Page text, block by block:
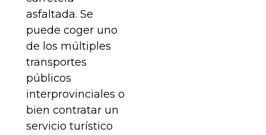
asfaltada. Se
puede coger uno
de los múltiples
transportes
públicos
interprovinciales o
bien contratar un
servicio turístico